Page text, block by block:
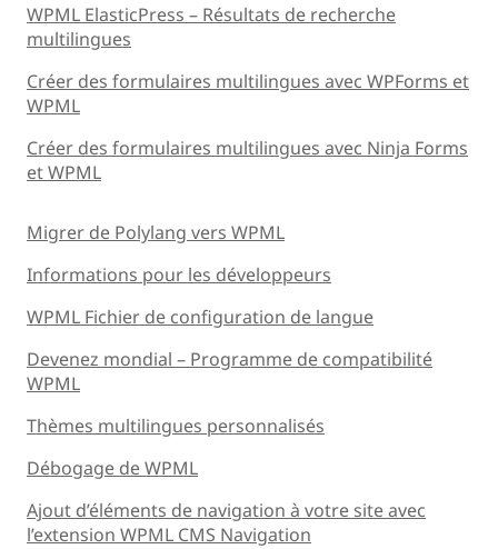
WPML ElasticPress – Résultats de recherche
multilingues
Créer des formulaires multilingues avec WPForms et
WPML
Créer des formulaires multilingues avec Ninja Forms
et WPML
Migrer de Polylang vers WPML
Informations pour les développeurs
WPML Fichier de configuration de langue
Devenez mondial – Programme de compatibilité
WPML
Thèmes multilingues personnalisés
Débogage de WPML
Ajout d’éléments de navigation à votre site avec
l’extension WPML CMS Navigation